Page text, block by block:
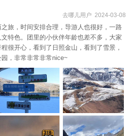
去哪儿用户 2024-03-08
旅，时间安排合理，导游人也很好，一路
特色。团里的小伙伴年龄也差不多，大家
很开心，看到了日照金山，看到了雪景，
，非常非常非常nice~